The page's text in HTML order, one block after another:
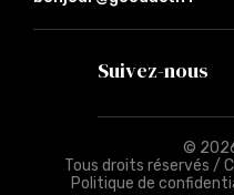
Suivez-nous
©
Tous droits réservés /
Politique de